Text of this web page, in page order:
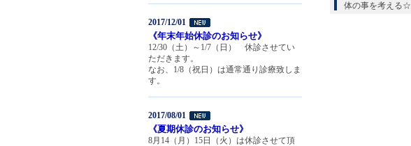
体の事を考える☆
2017/12/01
《年末年始休診のお知らせ》
12/30（土）～1/7（日） 休診させてい
ただきます。
なお、1/8（祝日）は通常通り診療致しま
す。
2017/08/01
《夏期休診のお知らせ》
8月14（月）15日（火）は休診させて頂